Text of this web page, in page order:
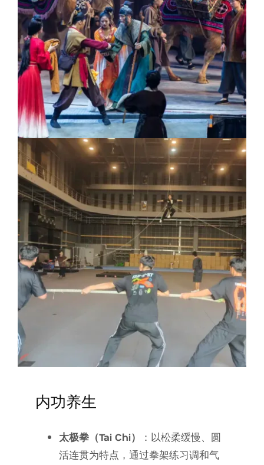
内功养生
太极拳（Tai Chi）
：以松柔缓慢、圆
活连贯为特点，通过拳架练习调和气